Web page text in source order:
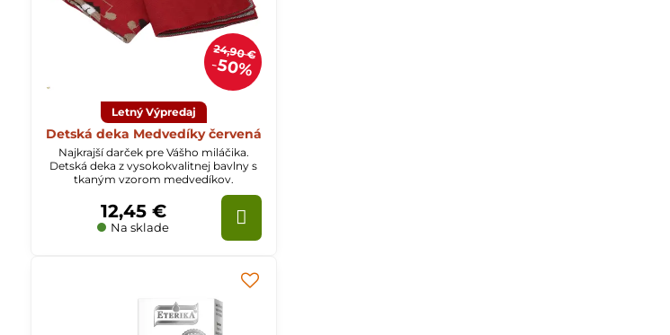
24,90 €
50%
Letný Výpredaj
Detská deka Medvedíky červená
Najkrajší darček pre Vášho miláčika.
Detská deka z vysokokvalitnej bavlny s
tkaným vzorom medvedíkov.
Na sklade
12,45 €